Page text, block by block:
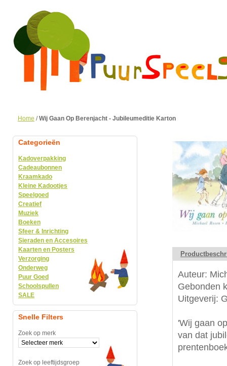
Home /Wij Gaan Op Berenjacht - Jubileumeditie Karton
Auteur:
Gebonden
Uitgeverij:
'Wij gaan
van dat
Categorieën
Kadoverpakking
Cadeaubonnen
Kraamkado
Kleine Kadootjes
Speelgoed
Creatief
Muziek
Boeken
Sfeer & Inrichting
Sieraden en Accesoires
Kaarten en Posters
Verzorging
Onderweg
Puur Goed
Schoolspullen
SALE
Snelle Filters
Zoek op merk
Zoek op leeftijdsgroep